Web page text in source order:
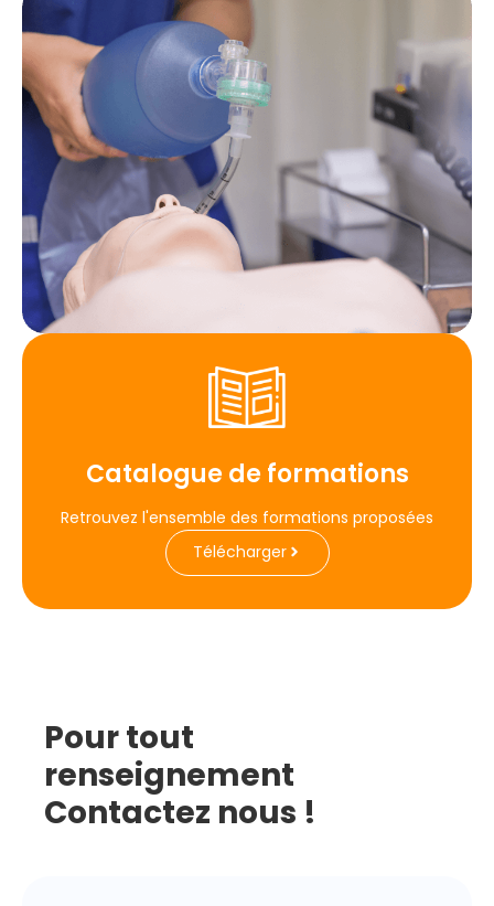
Catalogue de formations
Retrouvez l'ensemble des formations proposées
Télécharger
Pour tout
renseignement
Contactez nous !